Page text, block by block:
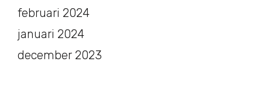
februari 2024
januari 2024
december 2023